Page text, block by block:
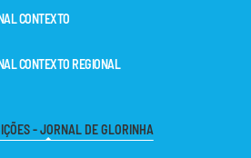
CONTEXTO
CONTEXTO REGIONAL
- JORNAL DE GLORINHA